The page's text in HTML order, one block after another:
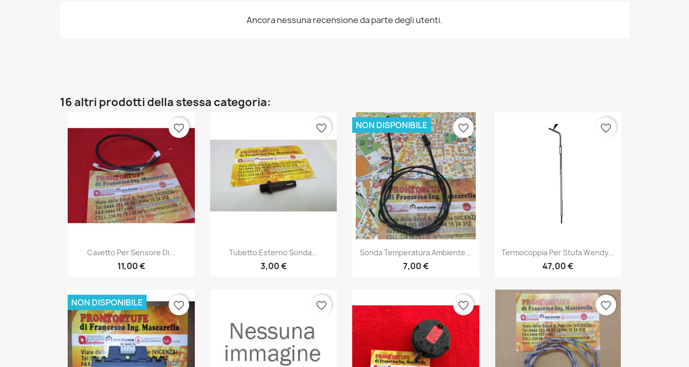
Ancora nessuna recensione da parte degli utenti.
16 altri prodotti della stessa categoria:
 Anteprima
Cavetto Per Sensore Di...
11,00 €
favorite_border
 Anteprima
Tubetto Esterno Sonda...
3,00 €
favorite_border
Anteprima
Sonda Temperatura Ambiente...
7,00 €
NON DISPONIBILE favorite_border
Anteprima
Termocoppia Per Stufa Wendy...
47,00 €
favorite_border
NON DISPONIBILE favorite_border favorite_border favorite_border favorite_border